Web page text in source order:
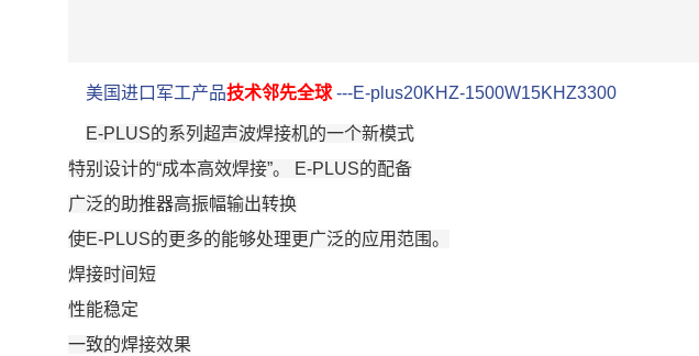
美国进口军工产品技术邻先全球 ---E-plus20KHZ-1500W15KHZ3300
E-PLUS的系列超声波焊接机的一个新模式
特别设计的“成本高效焊接”。 E-PLUS的配备
广泛的助推器高振幅输出转换
使E-PLUS的更多的能够处理更广泛的应用范围。
焊接时间短
性能稳定
一致的焊接效果